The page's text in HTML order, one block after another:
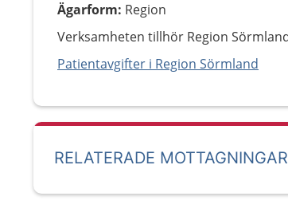
Ägarform: Region
Verksamheten tillhör Region
Patientavgifter i Region Sörmland
RELATERADE MOTTAGNINGAR